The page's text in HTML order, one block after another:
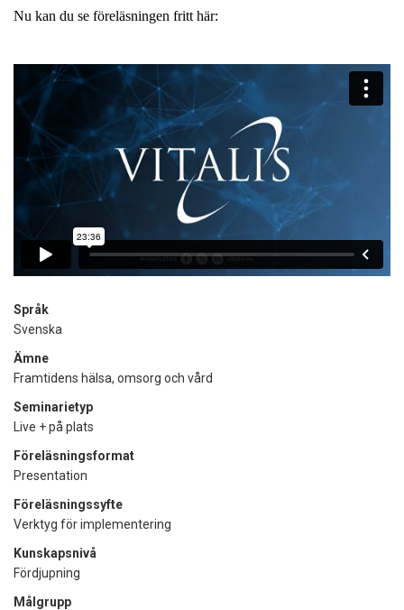
Nu kan du se föreläsningen fritt här:
Språk
Svenska
Ämne
Framtidens hälsa, omsorg och vård
Seminarietyp
Live + på plats
Föreläsningsformat
Presentation
Föreläsningssyfte
Verktyg för implementering
Kunskapsnivå
Fördjupning
Målgrupp